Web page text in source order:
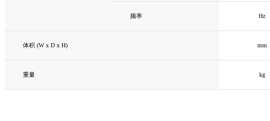
频率 Hz
体积 (W x D x H) mm
重量 kg